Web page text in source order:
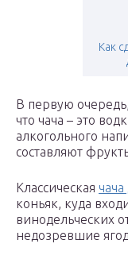
Как
В первую
что чача – это
алкогольного
составляют
Классическая
коньяк, куда
винодельческих
недозревшие